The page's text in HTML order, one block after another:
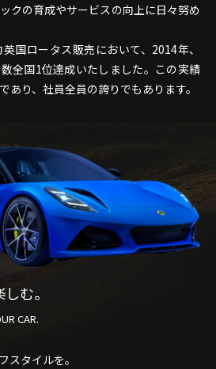
クの育成やサービスの向上に日々努め
国ロータス販売において、2014年、
全国1位達成いたしました。この実績
あり、社員全員の誇りでもあります。
む。
CAR.
スタイルを。